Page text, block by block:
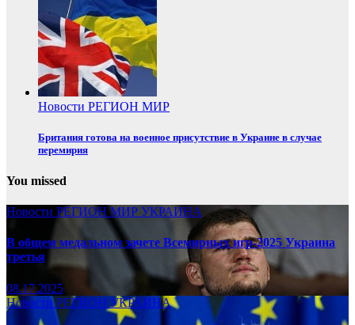
Новости РЕГИОН МИР
Британия готова на военное присутствие в Украине в случае
перемирия
You missed
Новости РЕГИОНМИР УКРАИНА
В общем медальном зачете Всемирных игр-2025 Украина
третья
08.17.2025
НовостиРЕГИОНУКРАИНА